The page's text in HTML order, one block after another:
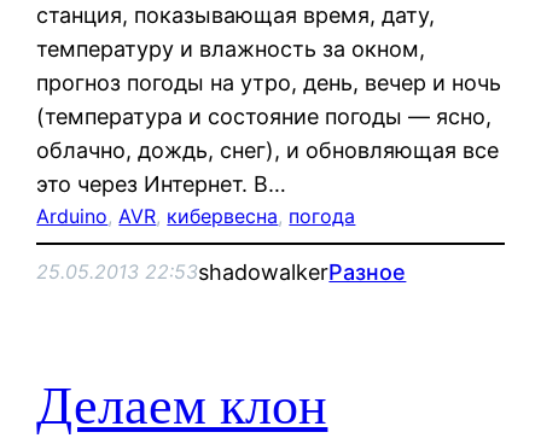
станция, показывающая время, дату,
температуру и влажность за окном,
прогноз погоды на утро, день, вечер и ночь
(температура и состояние погоды — ясно,
облачно, дождь, снег), и обновляющая все
это через Интернет. В…
Arduino, AVR, кибервесна, погода
25.05.2013 22:53shadowalkerРазное
Делаем клон